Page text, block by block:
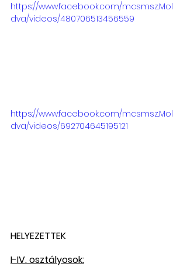
https://www.facebook.com/mcsmsz.Mol
dva/videos/480706513456559
https://www.facebook.com/mcsmsz.Mol
dva/videos/692704645195121
HELYEZETTEK
I-IV. osztályosok: